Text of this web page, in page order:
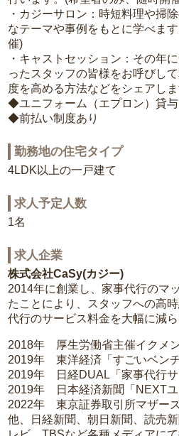
・カジーサロン：時短料理や掃
なテーマや事例をもとに学べま
催)
・キャストセッション：その年
ったスタッフの皆様をお呼びし
度を高める方法などをシェアし
◆ユニフォーム（エプロン）貸与
◆前払い制度あり
勤務地の住宅タイプ
4LDK以上の一戸建て
求人予定人数
1名
求人企業
株式会社CaSy(カジー)
2014年に創業し、家事代行のマ
たことにより、スタッフへの高
代行のサービス料金を大幅に減
2018年 厚生労働省主催イクメ
2019年 東洋経済「すごいベン
2019年 日経DUAL「家事代行
2019年 日本経済新聞「NEXTユ
2022年 東京証券取引所マザー
他、日経新聞、朝日新聞、読売